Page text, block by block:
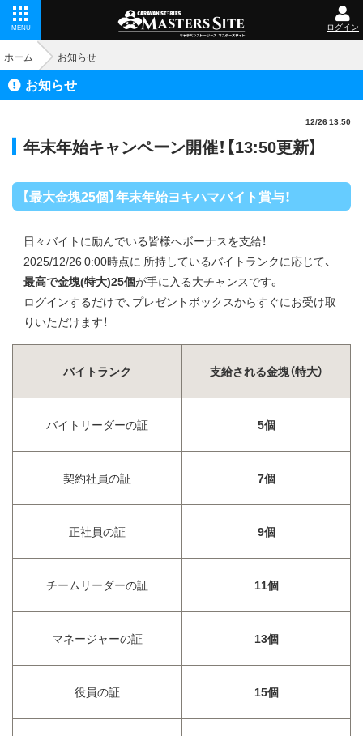
MENU ログイン
ホーム お知らせ
お知らせ
12/26 13:50
年末年始キャンペーン開催！【13:50更新】
【最大金塊25個】年末年始ヨキハマバイト賞与！
日々バイトに励んでいる皆様へボーナスを支給！
2025/12/26 0:00時点に 所持しているバイトランクに応じて、
最高で金塊(特大)25個が手に入る大チャンスです。
ログインするだけで、プレゼントボックスからすぐにお受け取
りいただけます！
バイトランク 支給される金塊（特大）
バイトリーダーの証 5個
契約社員の証 7個
正社員の証 9個
チームリーダーの証 11個
マネージャーの証 13個
役員の証 15個